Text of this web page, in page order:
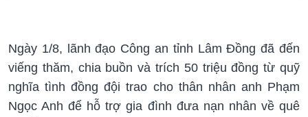
Ngày 1/8, lãnh đạo Công an tỉnh Lâm Đồng đã đến
viếng thăm, chia buồn và trích 50 triệu đồng từ quỹ
nghĩa tình đồng đội trao cho thân nhân anh Phạm
Ngọc Anh để hỗ trợ gia đình đưa nạn nhân về quê